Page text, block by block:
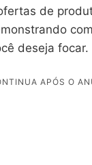
de
deseja focar.